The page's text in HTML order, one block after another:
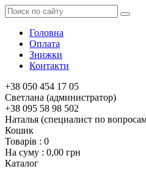
Головна
Оплата
Знижки
Контакти
+38 050 454 17 05
Светлана (администратор)
+38 095 58 98 502
Наталья (специалист по
Кошик
Товарів : 0
На суму : 0,00 грн
Каталог